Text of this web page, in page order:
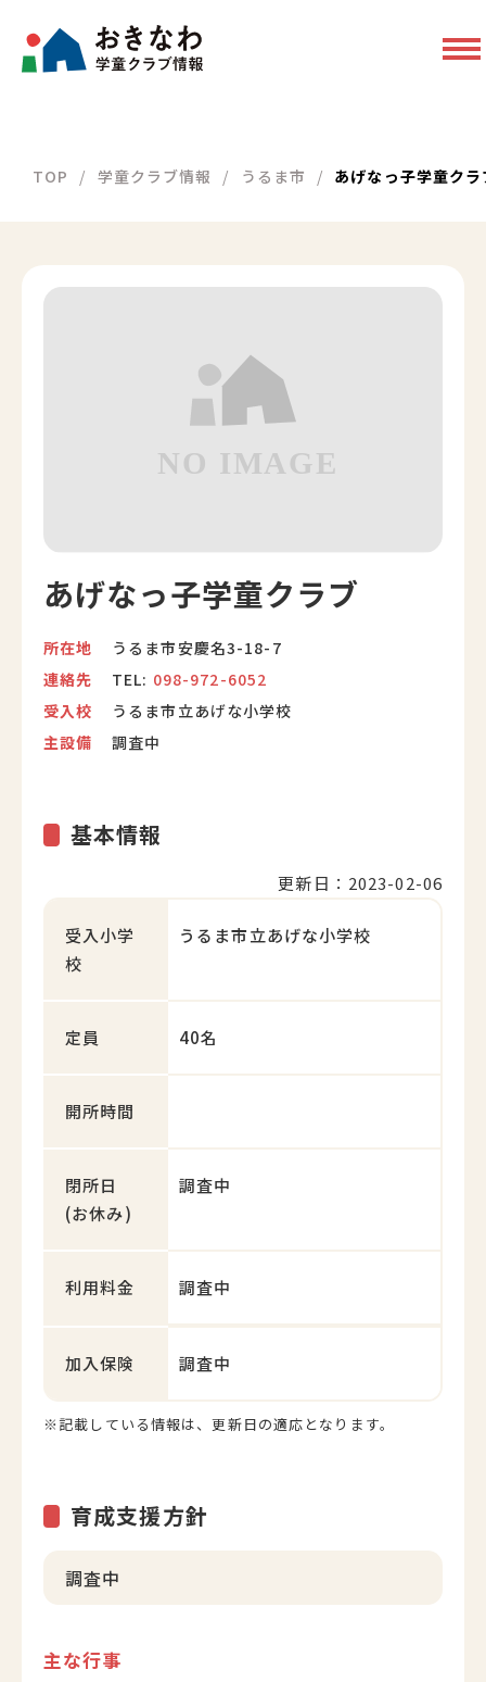
TOP 学童クラブ情報 うるま市 あげなっ子学童クラ
あげなっ子学童クラブ
所在地
うるま市安慶名3-18-7
連絡先
TEL: 098-972-6052
受入校
うるま市立あげな小学校
主設備
調査中
基本情報
更新日：2023-02-06
受入小学
校
うるま市立あげな小学校
定員 40名
開所時間
閉所日
(お休み)
調査中
利用料金 調査中
加入保険 調査中
※記載している情報は、更新日の適応となります。
育成支援方針
調査中
主な行事